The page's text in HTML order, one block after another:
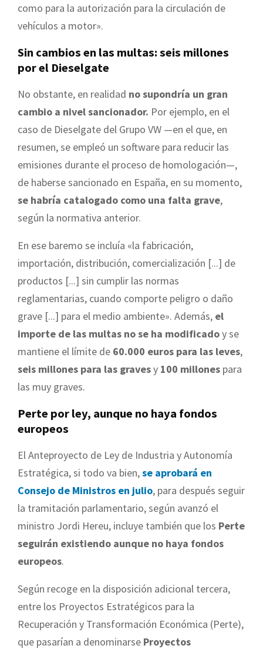
como para la autorización para la circulación de
vehículos a motor».
Sin cambios en las multas: seis millones
por el Dieselgate
No obstante, en realidad no supondría un gran
cambio a nivel sancionador. Por ejemplo, en el
caso de Dieselgate del Grupo VW —en el que, en
resumen, se empleó un software para reducir las
emisiones durante el proceso de homologación—,
de haberse sancionado en España, en su momento,
se habría catalogado como una falta grave,
según la normativa anterior.
En ese baremo se incluía «la fabricación,
importación, distribución, comercialización [...] de
productos [...] sin cumplir las normas
reglamentarias, cuando comporte peligro o daño
grave [...] para el medio ambiente». Además, el
importe de las multas no se ha modificadoy se
mantiene el límite de 60.000 euros para las leves,
seis millones para las gravesy 100 millones para
las muy graves.
Perte por ley, aunque no haya fondos
europeos
El Anteproyecto de Ley de Industria y Autonomía
Estratégica, si todo va bien,se aprobará en
Consejo de Ministros en julio, para después seguir
la tramitación parlamentario, según avanzó el
ministro Jordi Hereu, incluye también que los Perte
seguirán existiendo aunque no haya fondos
europeos.
Según recoge en la disposición adicional tercera,
entre los Proyectos Estratégicos para la
Recuperación y Transformación Económica (Perte),
que pasarían a denominarse Proyectos